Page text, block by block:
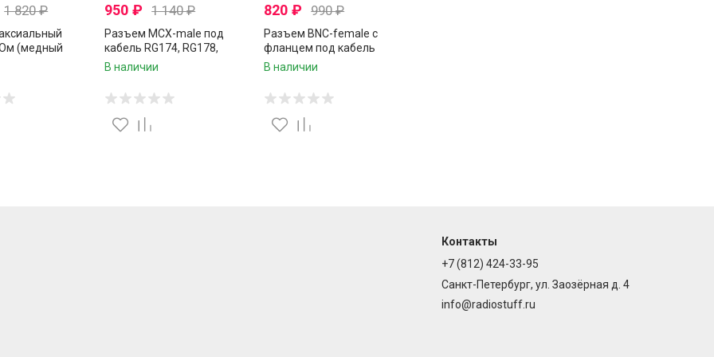
1 820₽
Ом (медный
оплетка 80 CCA
950 ₽ 1 140₽
Разъем MCX-male под
кабель RG174, RG178,
RG316, 50 Ом, прямой,
В наличии
820 ₽ 990₽
Разъем BNC-female с
фланцем под кабель
RG174, RG178, RG316, 50 Ом,
В наличии
Контакты
+7 (812) 424-33-95
Санкт-Петербург, ул. Заозёрная д. 4
info@radiostuff.ru